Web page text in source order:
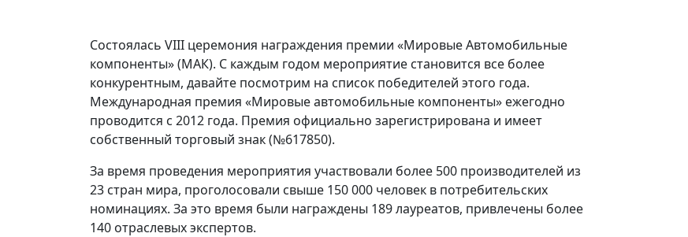
Состоялась VIII церемония награждения премии «Мировые Автомобильные
компоненты» (МАК). С каждым годом мероприятие становится все более
конкурентным, давайте посмотрим на список победителей этого года.
Международная премия «Мировые автомобильные компоненты» ежегодно
проводится с 2012 года. Премия официально зарегистрирована и имеет
собственный торговый знак (№617850).
За время проведения мероприятия участвовали более 500 производителей из
23 стран мира, проголосовали свыше 150 000 человек в потребительских
номинациях. За это время были награждены 189 лауреатов, привлечены более
140 отраслевых экспертов.